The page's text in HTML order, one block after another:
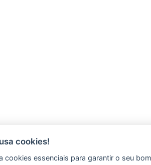
cookies!
cookies essenciais para garantir o seu